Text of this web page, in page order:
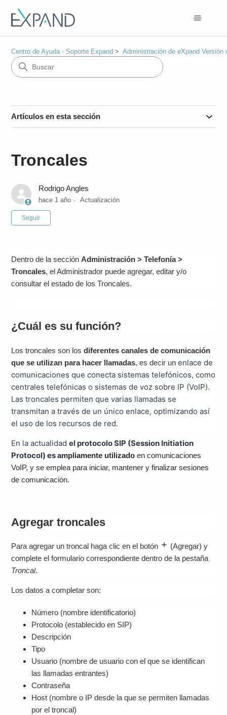
Centro de Ayuda - Soporte Expand Administración de eXpand Versión
Artículos en esta sección
Troncales
Rodrigo Angles
hace 1 año Actualización
Seguir
Dentro de la sección Administración > Telefonía >
Troncales, el Administrador puede agregar, editar y/o
consultar el estado de los Troncales.
¿Cuál es su función?
Los troncales son losdiferentes canales de comunicación
que se utilizan para hacer llamadas, es decir unenlace de
comunicaciones que conecta sistemas telefónicos, como
centrales telefónicas o sistemas de voz sobre IP (VoIP).
Las troncales permiten que varias llamadas se
transmitan a través de un único enlace, optimizando así
el uso de los recursos de red.
En la actualidadel protocolo SIP (Session Initiation
Protocol) esampliamente utilizado en comunicaciones
VoIP, y se emplea para iniciar, mantener y finalizar sesiones
de comunicación.
Agregar troncales
Para agregar un troncal haga clic en el botón (Agregar) y
complete el formulario correspondiente dentro de la pestaña
Troncal.
Los datos a completar son:
Número (nombre identificatorio)
Protocolo (establecido en SIP)
Descripción
Tipo
Usuario (nombre de usuario con el que se identifican
las llamadas entrantes)
Contraseña
Host (nombre o IP desde la que se permiten llamadas
por el troncal)